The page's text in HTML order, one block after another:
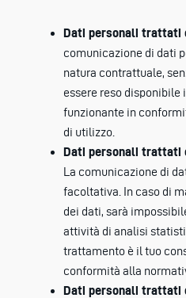
Dati personali trattati
comunicazione di dati
natura contrattuale,
essere reso
funzionante in
di utilizzo.
Dati personali trattati
La comunicazione di
facoltativa. In caso di
dei dati, sarà
attività di analisi
trattamento è il tuo
conformità alla
Dati personali trattati